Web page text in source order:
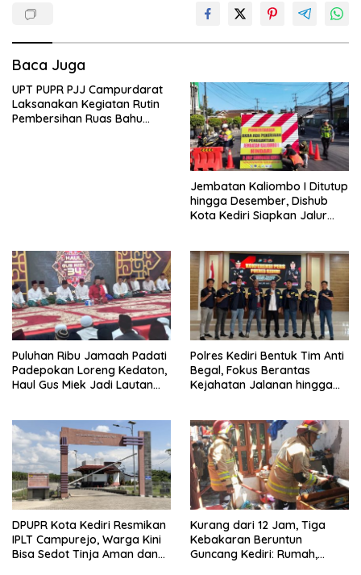
Baca Juga
UPT PUPR PJJ Campurdarat
Laksanakan Kegiatan Rutin
Pembersihan Ruas Bahu
Jembatan Kaliombo I Ditutup
hingga Desember, Dishub
Kota Kediri Siapkan Jalur
Puluhan Ribu Jamaah Padati
Padepokan Loreng Kedaton,
Haul Gus Miek Jadi Lautan
Polres Kediri Bentuk Tim Anti
Begal, Fokus Berantas
Kejahatan Jalanan hingga
DPUPR Kota Kediri Resmikan
IPLT Campurejo, Warga Kini
Bisa Sedot Tinja Aman dan
Kurang dari 12 Jam, Tiga
Kebakaran Beruntun
Guncang Kediri: Rumah,